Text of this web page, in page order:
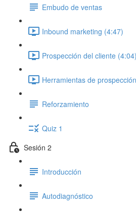
Embudo de ventas
Inbound marketing (4:47)
Prospección del cliente (4:04)
Herramientas de
Reforzamiento
Quiz 1
Sesión 2
Introducción
Autodiagnóstico